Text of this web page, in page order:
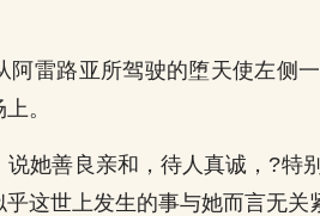
阿雷路亚所驾驶的堕天使左侧
。
她善良亲和，待人真诚，?特
这世上发生的事与她而言无关